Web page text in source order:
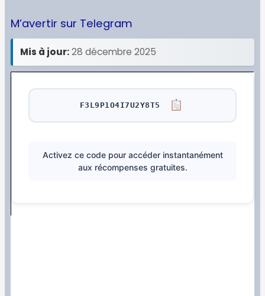
M’avertir sur Telegram
Mis à jour:28 décembre 2025
F3L9P1O4I7U2Y8T5
Activez ce code pour accéder instantanément
aux récompenses gratuites.